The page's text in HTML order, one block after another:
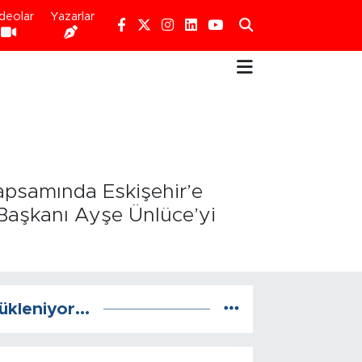
Yazarlar
Eskişehir’e
Ayşe Ünlüce’yi